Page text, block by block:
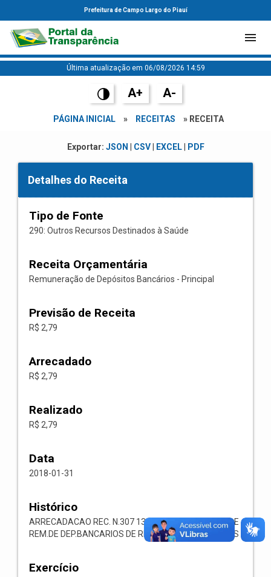
Prefeitura de Campo Largo do Piauí
Última atualização em 06/08/2026 14:59
A+ A-
PÁGINA INICIAL » RECEITAS » RECEITA
Exportar: JSON CSV| EXCEL| PDF
Detalhes do Receita
Tipo de Fonte
290: Outros Recursos Destinados à Saúde
Receita Orçamentária
Remuneração de Depósitos Bancários - Principal
Previsão de Receita
R$ 2,79
Arrecadado
R$ 2,79
Realizado
R$ 2,79
Data
2018-01-31
Histórico
ARRECADACAO REC. N.307 1321.00.1.1.03 RECEITA DE
REM.DE DEP.BANCARIOS DE REC.VINCULADOS AO FMS
Exercício